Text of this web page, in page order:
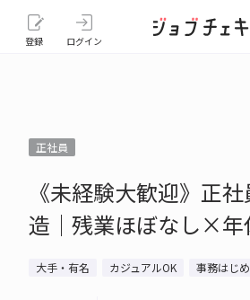
登録 ログイン
正社員
《未経験大歓迎》正
造│残業ほぼなし×年
大手・有名 カジュアルOK 事務はじ